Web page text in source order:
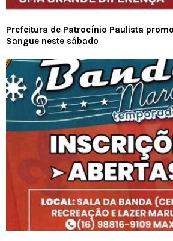
Prefeitura de Patrocínio Paulista
Sangue neste sábado